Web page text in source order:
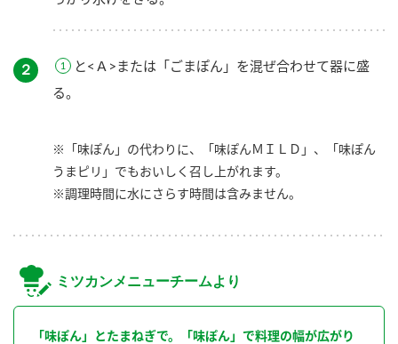
２
と<Ａ>または「ごまぽん」を混ぜ合わせて器に盛
る。
※「味ぽん」の代わりに、「味ぽんＭＩＬＤ」、「味ぽん
うまピリ」でもおいしく召し上がれます。
※調理時間に水にさらす時間は含みません。
ミツカンメニューチームより
「味ぽん」とたまねぎで。「味ぽん」で料理の幅が広がり